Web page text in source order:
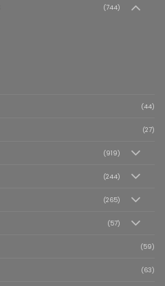
(744)
(44)
(27)
(919)
(244)
(265)
(57)
(59)
(63)